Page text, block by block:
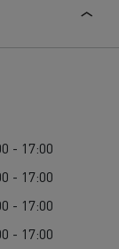
- 17:00
- 17:00
- 17:00
- 17:00